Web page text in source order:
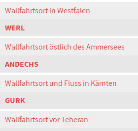
Wallfahrtsort in Westfalen
WERL
Wallfahrtsort östlich des Ammersees
ANDECHS
Wallfahrtsort und Fluss in Kärnten
GURK
Wallfahrtsort vor Teheran